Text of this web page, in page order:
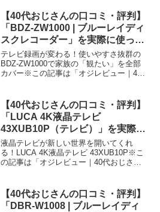
【40代おじさんの口コミ・評判】
「BDZ-ZW1000 | ブルーレイディ
スクレコーダー」を実際に使って
みた正直感想
テレビ録画が変わる！使いやすさ抜群の
BDZ-ZW1000で家族の「観たい」を全部
カバー※この記事は「オジレビュー｜40
コミ今日、編集部が紹介したいのが
「BDZ-ZW10...
【40代おじさんの口コミ・評判】
「LUCA 4K液晶テレビ
43XUB10P（テレビ）」を実際に
使ってみた正直感想
液晶テレビが新しい世界を開いてくれ
る！LUCA 4K液晶テレビ 43XUB10P※こ
の記事は「オジレビュー｜40代おじさん
編集部が紹介したいのが「LUCA 4K液晶
テレ...
【40代おじさんの口コミ・評判】
「DBR-W1008 | ブルーレイディ